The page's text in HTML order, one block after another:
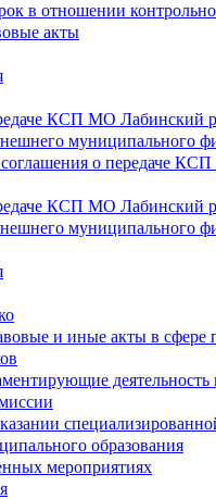
в отношении
акты
КСП МО Лабинский
муниципального
о передаче
КСП МО Лабинский
муниципального
и иные акты в сфере
деятельность
образования
мероприятиях